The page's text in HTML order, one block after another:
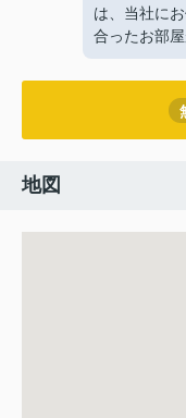
は、当社に
合ったお部
地図